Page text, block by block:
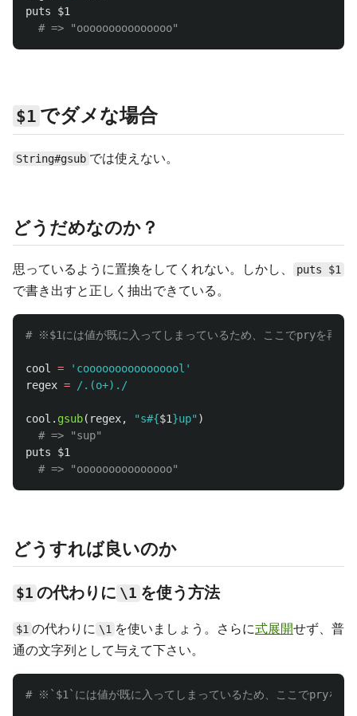
puts
$1
# => "ooooooooooooooo"
$1 でダメな場合
String#gsub では使えない。
どうだめなのか？
思っているように置換をしてくれない。しかし、 puts $1
で書き出すと正しく抽出できている。
# ※$1には値が既に入ってしまっているため、ここでpryを再
cool =
'coooooooooooooool'
regex = /.(o+)./
cool . gsub( regex, "s#{$1}up" )
# => "sup"
puts
$1
# => "ooooooooooooooo"
どうすれば良いのか
$1 の代わりに \1 を使う方法
$1 の代わりに \1 を使いましょう。さらに式展開せず、普
通の文字列として与えて下さい。
# ※`$1`には値が既に入ってしまっているため、ここでpry